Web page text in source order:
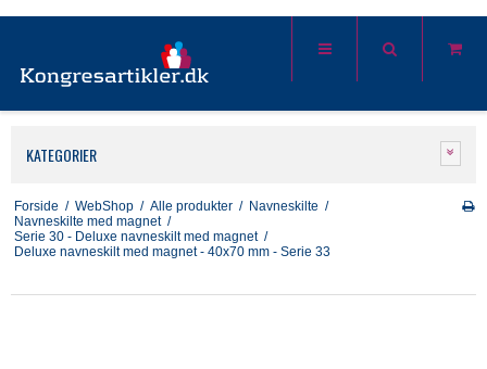
KATEGORIER
Forside / WebShop / Alle produkter / Navneskilte /
Navneskilte med magnet /
Serie 30 - Deluxe navneskilt med magnet /
Deluxe navneskilt med magnet - 40x70 mm - Serie 33